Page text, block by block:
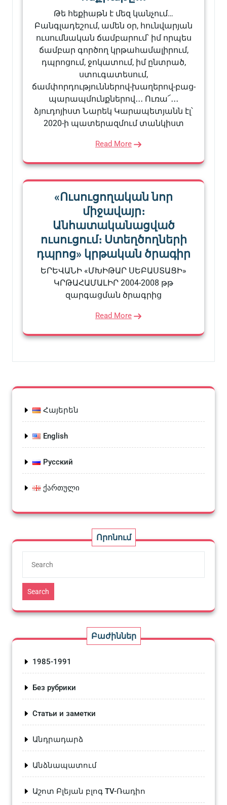
Թե հեքիաթն է մեզ կանչում…
Բանգլադեշում, ամեն օր, հունվարյան
ուսումնական ճամբարում՝ իմ որպես
ճամբար գործող կրթահամալիրում,
դպրոցում, ջոկատում, իմ ընտրած,
ստուգատեսում,
ճամփորդություններով-խաղերով-բաց-
պարապմունքներով․․․ Ուռա՜․․․
ձյուդոյիստ Նարեկ Կարապետյանն էլ՝
2020-ի պատերազմում տանկիստ
Read More
«Ուսուցողական նոր
միջավայր։
Անհատականացված
ուսուցում։ Ստեղծողների
դպրոց» կրթական ծրագիր
ԵՐԵՎԱՆԻ «ՄԽԻԹԱՐ ՍԵԲԱՍՏԱՑԻ»
ԿՐԹԱՀԱՄԱԼԻՐ 2004-2008 թթ
զարգացման ծրագրից
Read More
Հայերեն
English
Русский
ქართული
Որոնում
Search
Բաժիններ
1985-1991
Без рубрики
Статьи и заметки
Անդրադարձ
Անձնապատում
Աշոտ Բլեյան բլոգ TV-Ռադիո